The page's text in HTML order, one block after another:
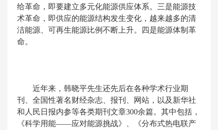
给革命，即要建立多元化能源供应体系。三是能源技
术革命，即供应的能源结构发生变化，越来越多的清
洁能源、可再生能源比例不断上升。四是能源体制革
命。
近年来，韩晓平先生还先后在各种学术行业期
刊、全国性著名财经杂志、报刊、网站，以及新华社
和人民日报内参等各类期刊文章300余篇。其中包括，
《科学用能——应对能源挑战》、《分布式热电联产